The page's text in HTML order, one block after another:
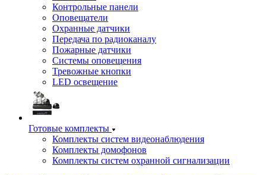
Контрольные панели
Оповещатели
Охранные датчики
Передача по радиоканалу
Пожарные датчики
Системы оповещения
Тревожные кнопки
LED освещение
Готовые комплекты
Комплекты систем видеонаблюдения
Комплекты домофонов
Комплекты систем охранной сигнализации